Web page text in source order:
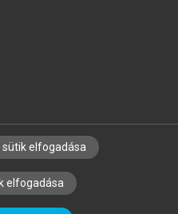
KÖNYVTÁROSOKNAK
ALAPELVEK
sütik elfogadása
elfogadása